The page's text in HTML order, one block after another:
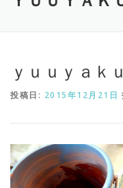
ENGLISH
ｙｕｕｙａ
投稿日: 2015年12月21日